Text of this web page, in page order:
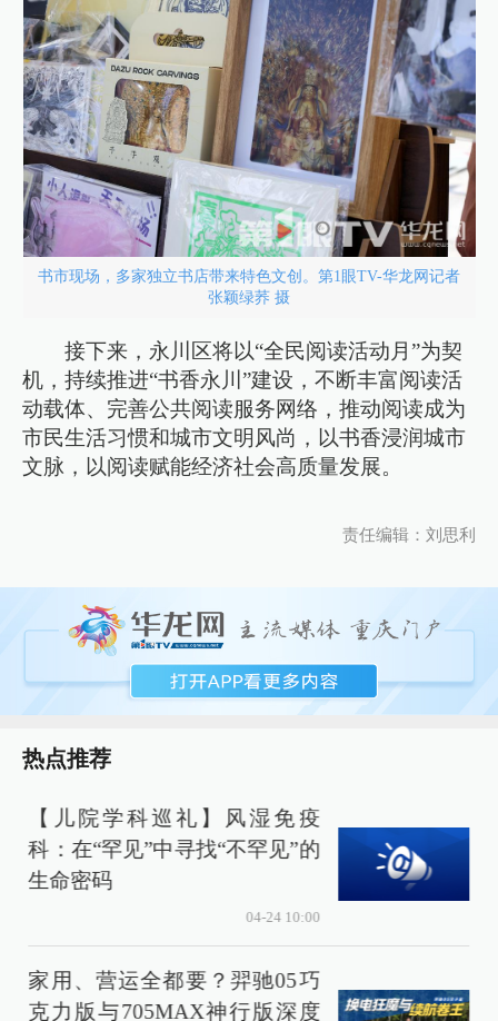
书市现场，多家独立书店带来特色文创。第1眼TV-华龙网记者
张颖绿荞 摄
接下来，永川区将以“全民阅读活动月”为契
机，持续推进“书香永川”建设，不断丰富阅读活
动载体、完善公共阅读服务网络，推动阅读成为
市民生活习惯和城市文明风尚，以书香浸润城市
文脉，以阅读赋能经济社会高质量发展。
责任编辑：刘思利
热点推荐
【儿院学科巡礼】风湿免疫
科：在“罕见”中寻找“不罕见”的
生命密码
04-24 10:00
家用、营运全都要？羿驰05巧
克力版与705MAX神行版深度